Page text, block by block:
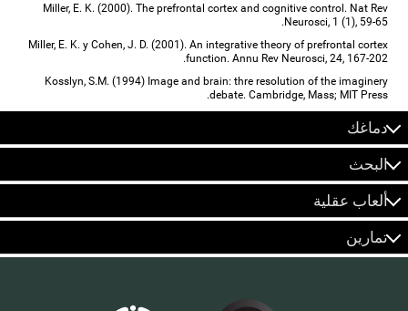
Miller, E. K. (2000). The prefrontal cortex and cognitive control. Nat Rev
Neurosci, 1 (1), 59-65.
Miller, E. K. y Cohen, J. D. (2001). An integrative theory of prefrontal cortex
function. Annu Rev Neurosci, 24, 167-202.
Kosslyn, S.M. (1994) Image and brain: thre resolution of the imaginery
debate. Cambridge, Mass; MIT Press.
دماغك
البحث
ألعاب عقلية
تمارين